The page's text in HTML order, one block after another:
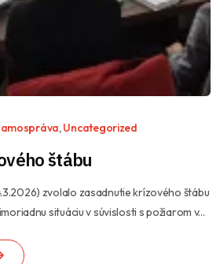
,Uncategorized
štábu
zvolalo zasadnutie krízového štábu
situáciu v súvislosti s požiarom v...